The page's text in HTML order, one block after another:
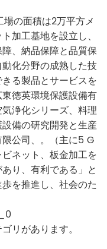
の面積は2万平方メ
加工基地を設立し、
、納品保障と品質保
化分野の成熟した技
る製品とサービスを
徳英環境保護設備有
浄化シリーズ、料理
備の研究開発と生産
公司、。（主に5 G
ネット、板金加工を
り、有利である」と
を推進し、社会のた
リがあります。